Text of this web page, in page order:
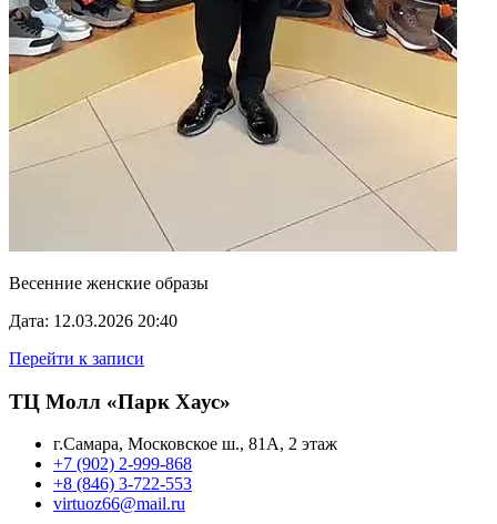
Весенние женские образы
Дата: 12.03.2026 20:40
Перейти к записи
ТЦ Молл «Парк Хаус»
г.Самара, Московское ш., 81А, 2 этаж
+7 (902) 2-999-868
+8 (846) 3-722-553
virtuoz66@mail.ru